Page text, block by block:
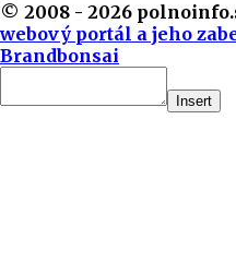
© 2008 - 2026
webový portál a jeho
Brandbonsai
Insert